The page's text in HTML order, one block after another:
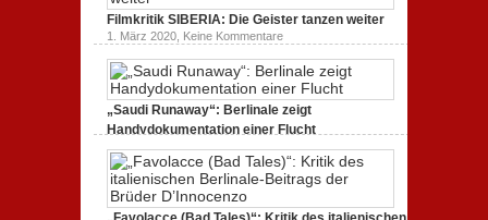
BERLIN
ALEXANDERPLATZ:
Neuauflage
eines
Jahrhundertwerks
Filmkritik SIBERIA: Die Geister tanzen weiter
1. März 2020, Keine Kommentarezu
Filmkritik
SIBERIA:
Die
Geister
tanzen
weiter
„Saudi Runaway“: Berlinale zeigt
Handydokumentation einer Flucht
„Saudi
Runaway“:
Berlinale
Handydokumentation